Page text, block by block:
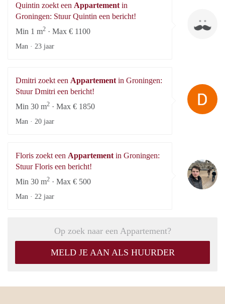
Quintin zoekt een Appartement in
Groningen: Stuur Quintin een bericht!
Min 1 m2 · Max € 1100
Man · 23 jaar
Dmitri zoekt een Appartement in Groningen:
Stuur Dmitri een bericht!
Min 30 m2 · Max € 1850
Man · 20 jaar
Floris zoekt een Appartement in Groningen:
Stuur Floris een bericht!
Min 30 m2 · Max € 500
Man · 22 jaar
Op zoek naar een Appartement?
MELD JE AAN ALS HUURDER